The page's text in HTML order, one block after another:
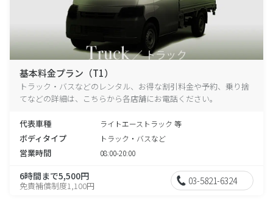
基本料金プラン（T1）
トラック・バスなどのレンタル、お得な割引料金や予約、乗り捨
てなどの詳細は、こちらから各店舗にお電話ください。
代表車種 ライトエーストラック 等
ボディタイプ トラック・バスなど
営業時間 08:00-20:00
6時間まで5,500円
免責補償制度1,100円 03-5821-6324